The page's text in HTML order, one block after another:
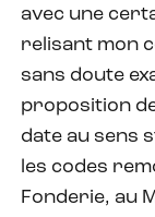
avec une
relisant mon
sans doute
proposition
date au sens
les codes
Fonderie, au